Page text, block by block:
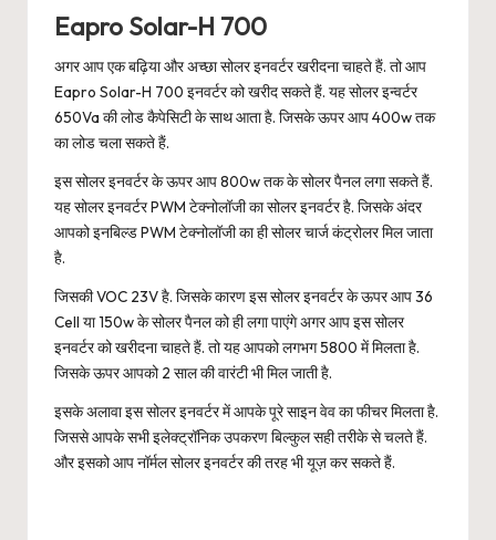
Eapro Solar-H 700
अगर आप एक बढ़िया और अच्छा सोलर इनवर्टर खरीदना चाहते हैं. तो आप
Eapro Solar-H 700 इनवर्टर को खरीद सकते हैं. यह सोलर इन्वर्टर
650Va की लोड कैपेसिटी के साथ आता है. जिसके ऊपर आप 400w तक
का लोड चला सकते हैं.
इस सोलर इनवर्टर के ऊपर आप 800w तक के सोलर पैनल लगा सकते हैं.
यह सोलर इनवर्टर PWM टेक्नोलॉजी का सोलर इनवर्टर है. जिसके अंदर
आपको इनबिल्ड PWM टेक्नोलॉजी का ही सोलर चार्ज कंट्रोलर मिल जाता
है.
जिसकी VOC 23V है. जिसके कारण इस सोलर इनवर्टर के ऊपर आप 36
Cell या 150w के सोलर पैनल को ही लगा पाएंगे अगर आप इस सोलर
इनवर्टर को खरीदना चाहते हैं. तो यह आपको लगभग 5800 में मिलता है.
जिसके ऊपर आपको 2 साल की वारंटी भी मिल जाती है.
इसके अलावा इस सोलर इनवर्टर में आपके पूरे साइन वेव का फीचर मिलता है.
जिससे आपके सभी इलेक्ट्रॉनिक उपकरण बिल्कुल सही तरीके से चलते हैं.
और इसको आप नॉर्मल सोलर इनवर्टर की तरह भी यूज़ कर सकते हैं.